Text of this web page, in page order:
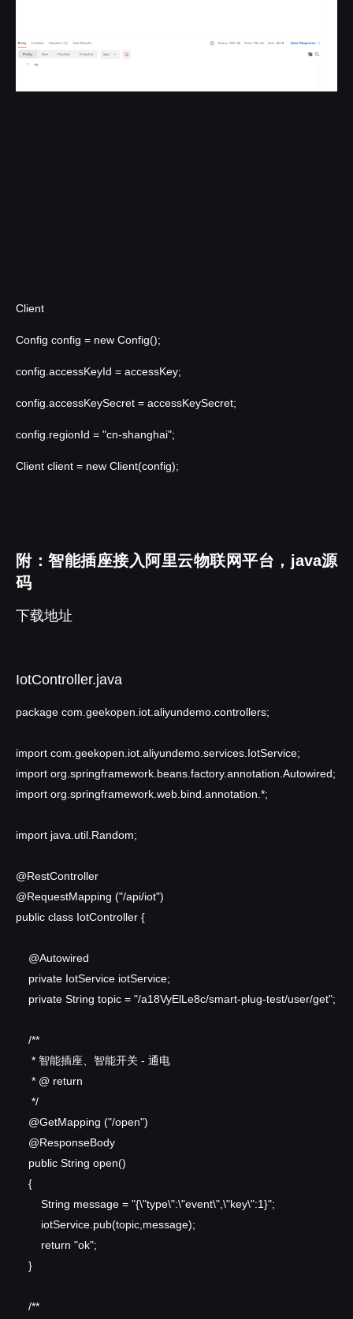
Client
Config config = new Config();
config.accessKeyId = accessKey;
config.accessKeySecret = accessKeySecret;
config.regionId = "cn-shanghai";
Client client = new Client(config);
附：智能插座接入阿里云物联网平台，java源
码
下载地址
IotController.java
package com.geekopen.iot.aliyundemo.controllers;
import com.geekopen.iot.aliyundemo.services.IotService;
import org.springframework.beans.factory.annotation.Autowired;
import org.springframework.web.bind.annotation.*;
import java.util.Random;
@RestController
@RequestMapping ("/api/iot")
public class IotController {
@Autowired
private IotService iotService;
private String topic = "/a18VyElLe8c/smart-plug-test/user/get";
/**
* 智能插座、智能开关 - 通电
* @ return
*/
@GetMapping ("/open")
@ResponseBody
public String open()
{
String message = "{\"type\":\"event\",\"key\":1}";
iotService.pub(topic,message);
return "ok";
}
/**